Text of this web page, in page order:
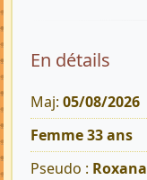
En détails
Maj: 05/08/2026
Femme 33 ans
Pseudo : Roxana